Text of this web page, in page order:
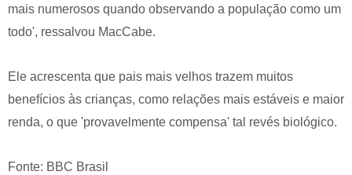
mais numerosos quando observando a população como um
todo', ressalvou MacCabe.
Ele acrescenta que pais mais velhos trazem muitos
benefícios às crianças, como relações mais estáveis e maior
renda, o que 'provavelmente compensa' tal revés biológico.
Fonte: BBC Brasil